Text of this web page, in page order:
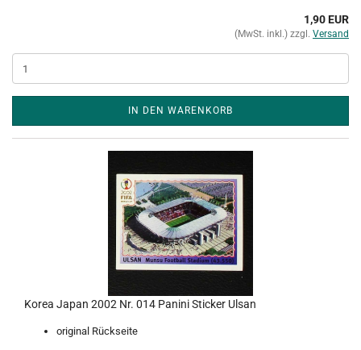
1,90 EUR
(MwSt. inkl.) zzgl. Versand
IN DEN WARENKORB
Korea Japan 2002 Nr. 014 Panini Sticker Ulsan
original Rückseite